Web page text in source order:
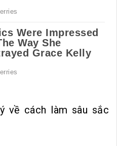
về cách làm sâu sắc